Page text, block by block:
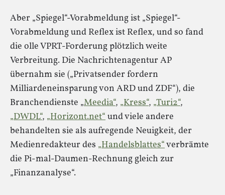
Aber „Spiegel“-Vorabmeldung ist „Spiegel“-
Vorabmeldung und Reflex ist Reflex, und so fand
die olle VPRT-Forderung plötzlich weite
Verbreitung. Die Nachrichtenagentur AP
übernahm sie („Privatsender fordern
Milliardeneinsparung von ARD und ZDF“), die
Branchendienste „Meedia“, „Kress“, „Turi2“,
„DWDL“, „Horizont.net“und viele andere
behandelten sie als aufregende Neuigkeit, der
Medienredakteur des „Handelsblattes“verbrämte
die Pi-mal-Daumen-Rechnung gleich zur
„Finanzanalyse“.